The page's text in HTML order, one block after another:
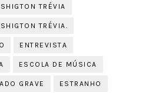
TRÉVIA
TRÉVIA.
ENTREVISTA
ESCOLA DE MÚSICA
GRAVE ESTRANHO